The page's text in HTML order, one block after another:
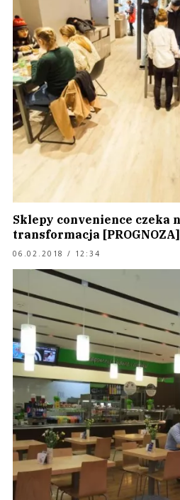
Sklepy convenience czeka
transformacja [PROGNOZA]
06.02.2018 / 12:34